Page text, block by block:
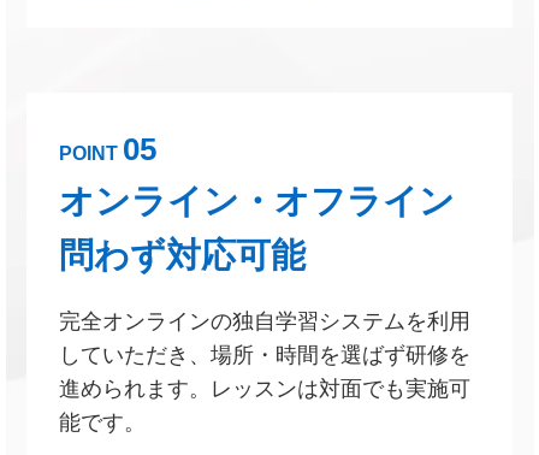
POINT 05
オンライン・オフライン
問わず対応可能
完全オンラインの独自学習システムを利用
していただき、場所・時間を選ばず研修を
進められます。レッスンは対面でも実施可
能です。